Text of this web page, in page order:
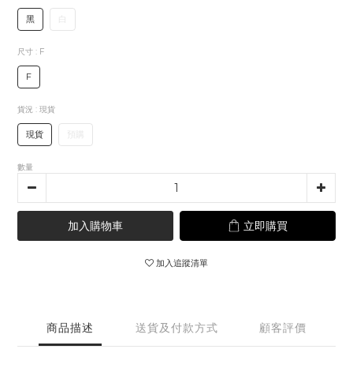
黑
尺寸 : F
F
貨況 : 現貨
現貨
數量
加入購物車 立即購買
加入追蹤清單
商品描述 送貨及付款方式 顧客評價